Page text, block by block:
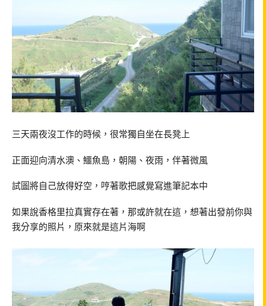
三天兩夜沒工作的時候，很常獨自坐在長凳上
正面迎向清水澳、鱷魚島，朝陽、夜雨，伴著微風
試圖將自己放得好空，哼著歌把感覺寫進筆記本中
如果說香格里拉真實存在著，那或許就在這，想著出發前你與
我分享的照片，原來就是這片海啊